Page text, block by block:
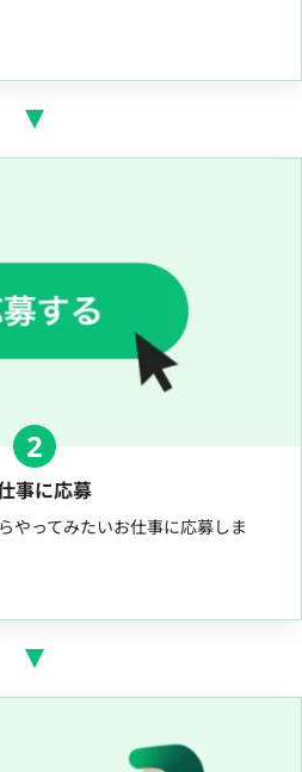
2
事に応募
やってみたいお仕事に応募しま